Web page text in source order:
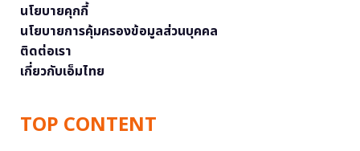
นโยบายคุกกี้
นโยบายการคุ้มครองข้อมูลส่วนบุคคล
ติดต่อเรา
เกี่ยวกับเอ็มไทย
TOP CONTENT